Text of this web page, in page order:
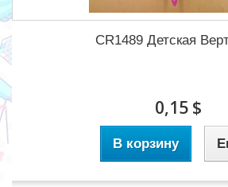
CR1489 Детская
0,15 $
В корзину